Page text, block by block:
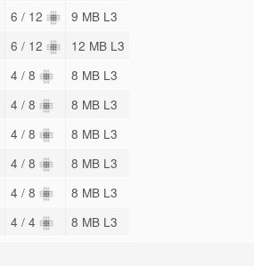
6 / 12 9 MB L3
6 / 12 12 MB L3
4 / 8 8 MB L3
4 / 8 8 MB L3
4 / 8 8 MB L3
4 / 8 8 MB L3
4 / 8 8 MB L3
4 / 4 8 MB L3